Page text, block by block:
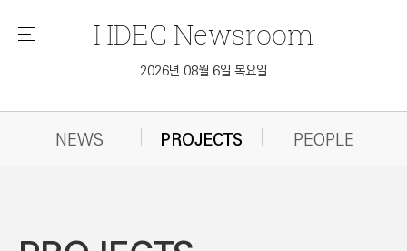
메
HDEC Newsroom
2026년 08월 6일 목요일
NEWS PROJECTS PEOPLE